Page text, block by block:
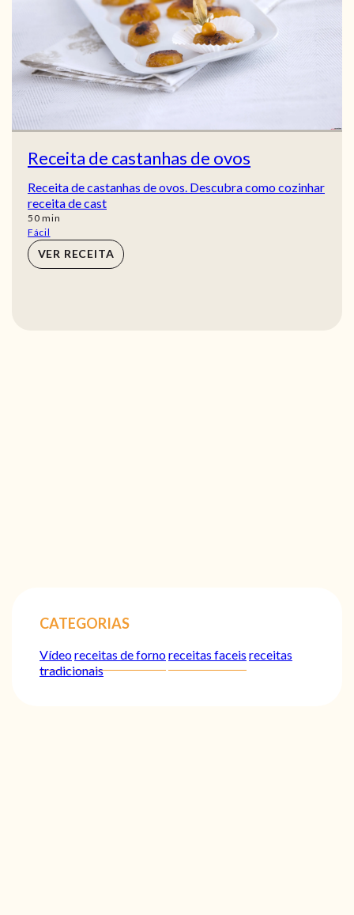
Receita de castanhas de ovos
Receita de castanhas de ovos. Descubra como cozinhar
receita de cast
50min
min
Fácil
VER RECEITA
CATEGORIAS
Vídeoreceitas de fornoreceitas faceis receitas
tradicionais